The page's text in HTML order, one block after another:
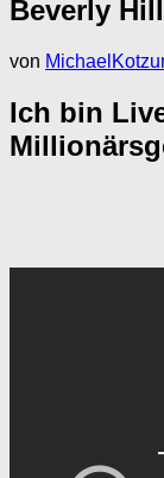
Beverly
von
Ich bin